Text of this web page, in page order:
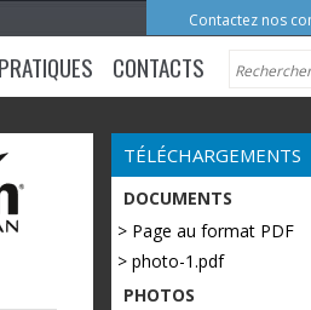
Contactez nos
CONTACTS
TÉLÉCHARGEMENTS
DOCUMENTS
> Page au format PDF
> photo-1.pdf
PHOTOS